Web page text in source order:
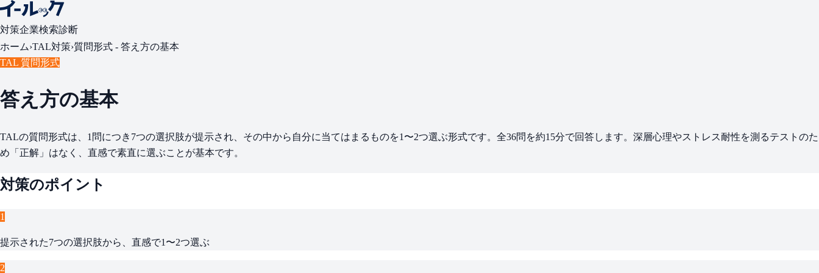
対策企業検索診断
ホーム›TAL対策›質問形式 - 答え方の基本
TAL 質問形式
答え方の基本
TALの質問形式は、1問につき7つの選択肢が提示され、その中から自分に当てはまるものを1〜2つ選ぶ形式です。全36問を約15分で回答します。深層心理やストレス耐性を測るテストのた
め「正解」はなく、直感で素直に選ぶことが基本です。
対策のポイント
1
提示された7つの選択肢から、直感で1〜2つ選ぶ
2